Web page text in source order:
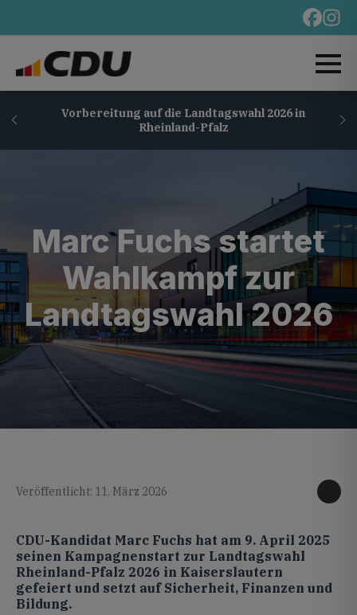
Vorbereitung auf die Landtagswahl 2026 in
Rheinland-Pfalz
Marc Fuchs startet
Wahlkampf zur
Landtagswahl 2026
Veröffentlicht: 11. März 2026
CDU-Kandidat Marc Fuchs hat am 9. April 2025
seinen Kampagnenstart zur Landtagswahl
Rheinland-Pfalz 2026 in Kaiserslautern
gefeiert und setzt auf Sicherheit, Finanzen und
Bildung.